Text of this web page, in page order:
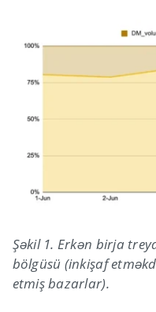
Şəkil 1. Erkən birja
bölgüsü (inkişaf
etmiş bazarlar).